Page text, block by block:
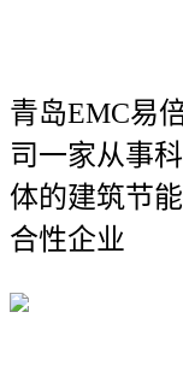
青岛EMC易
司 一家从事
体的建筑节
合性企业